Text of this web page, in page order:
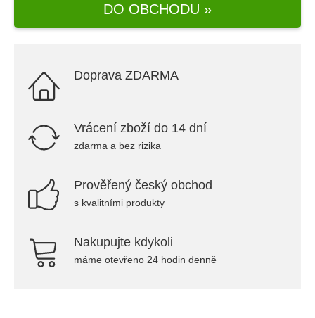
DO OBCHODU »
Doprava ZDARMA
Vrácení zboží do 14 dní
zdarma a bez rizika
Prověřený český obchod
s kvalitními produkty
Nakupujte kdykoli
máme otevřeno 24 hodin denně